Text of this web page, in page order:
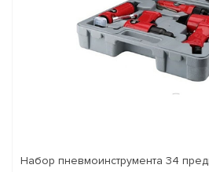
Набор пневмоинструмента 34